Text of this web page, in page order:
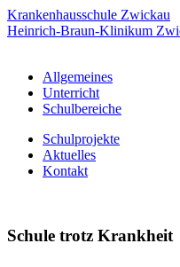
Krankenhausschule Zwickau
Heinrich-Braun-Klinikum
Allgemeines
Unterricht
Schulbereiche
Schulprojekte
Aktuelles
Kontakt
Schule trotz Krankheit